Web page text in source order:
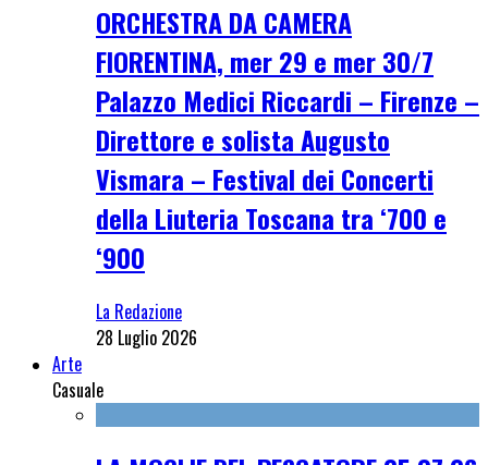
ORCHESTRA DA CAMERA
FIORENTINA, mer 29 e mer 30/7
Palazzo Medici Riccardi – Firenze –
Direttore e solista Augusto
Vismara – Festival dei Concerti
della Liuteria Toscana tra ‘700 e
‘900
La Redazione
28 Luglio 2026
Arte
Casuale